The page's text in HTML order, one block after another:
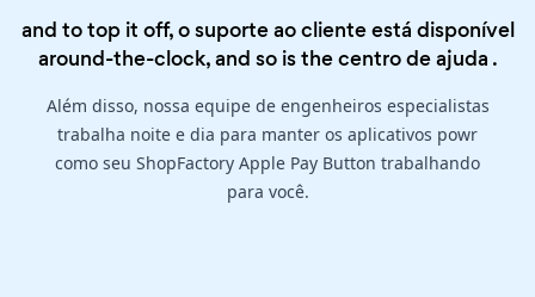
and to top it off, o suporte ao cliente está disponível
around-the-clock, and so is thecentro de ajuda .
Além disso, nossa equipe de engenheiros especialistas
trabalha noite e dia para manter os aplicativos powr
como seu ShopFactory Apple Pay Button trabalhando
para você.